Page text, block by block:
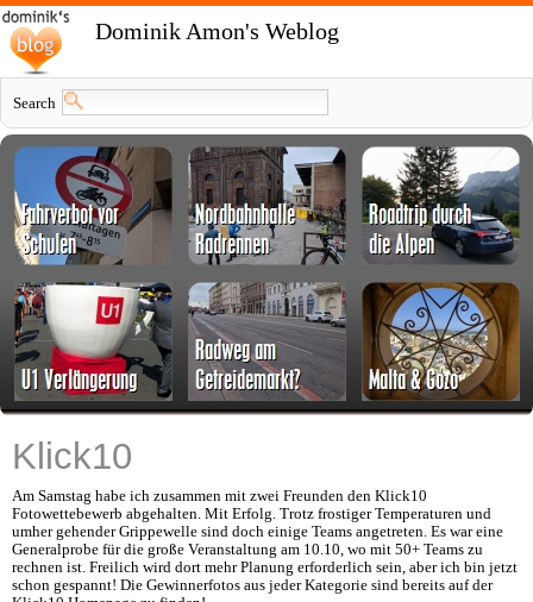
Dominik Amon's Weblog
Search
Klick10
Am Samstag habe ich zusammen mit zwei Freunden den Klick10
Fotowettebewerb abgehalten. Mit Erfolg. Trotz frostiger Temperaturen und
umher gehender Grippewelle sind doch einige Teams angetreten. Es war eine
Generalprobe für die große Veranstaltung am 10.10, wo mit 50+ Teams zu
rechnen ist. Freilich wird dort mehr Planung erforderlich sein, aber ich bin jetzt
schon gespannt! Die Gewinnerfotos aus jeder Kategorie sind bereits auf der